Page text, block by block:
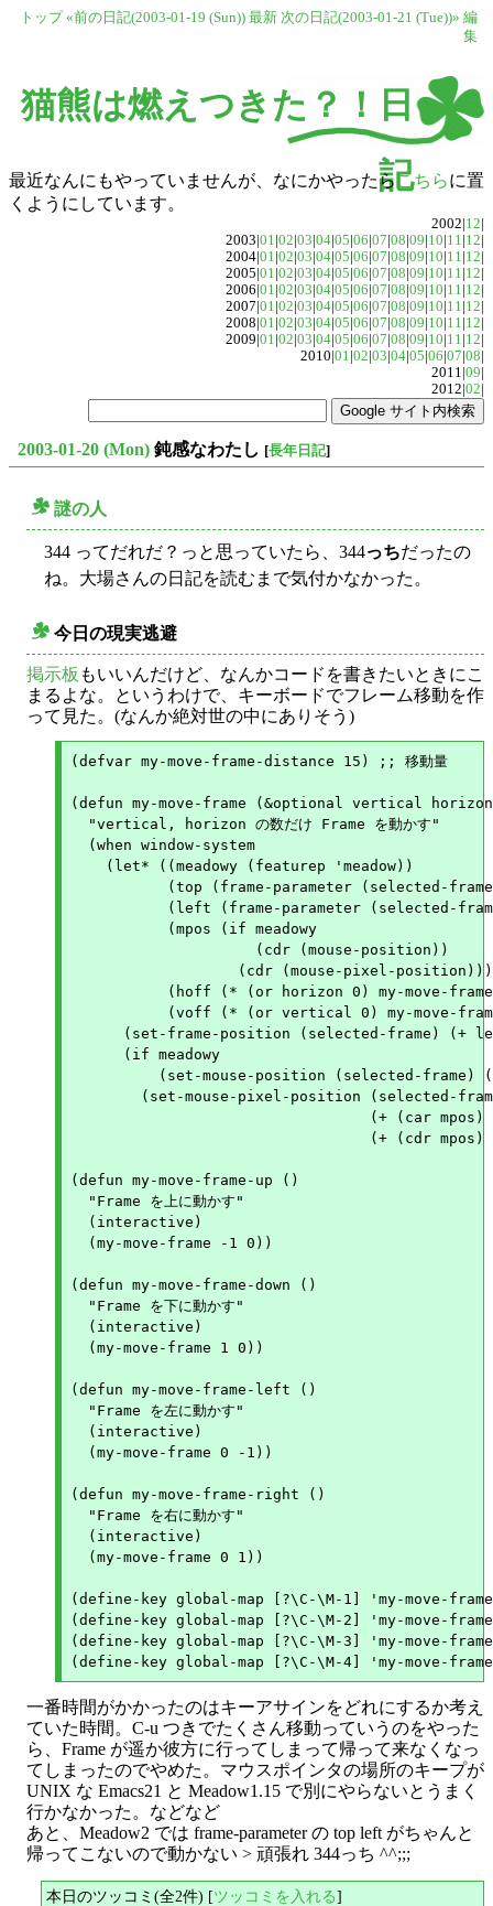
トップ «前の日記(2003-01-19 (Sun)) 最新 次の日記(2003-01-21 (Tue))» 編
集
猫熊は燃えつきた？！日
記
最近なんにもやっていませんが、なにかやったら こちらに置
くようにしています。
2002|12|
2003|01|02|03|04|05|06|07|08|09|10|11|12|
2004|01|02|03|04|05|06|07|08|09|10|11|12|
2005|01|02|03|04|05|06|07|08|09|10|11|12|
2006|01|02|03|04|05|06|07|08|09|10|11|12|
2007|01|02|03|04|05|06|07|08|09|10|11|12|
2008|01|02|03|04|05|06|07|08|09|10|11|12|
2009|01|02|03|04|05|06|07|08|09|10|11|12|
2010|01|02|03|04|05|06|07|08|
2011|09|
2012|02|
2003-01-20 (Mon) 鈍感なわたし [長年日記]
謎の人
344 ってだれだ？っと思っていたら、344っちだったの
ね。大場さんの日記を読むまで気付かなかった。
今日の現実逃避
掲示板 もいいんだけど、なんかコードを書きたいときにこ
まるよな。というわけで、キーボードでフレーム移動を作
って見た。(なんか絶対世の中にありそう)
(defvar my-move-frame-distance 15) ;; 移動量
(defun my-move-frame (&optional vertical
  "vertical, horizon の数だけ Frame を動かす"
  (when window-system
    (let* ((meadowy (featurep 'meadow))
(set-frame-position (selected-frame) (+
      (if meadowy
(defun my-move-frame-up ()
  "Frame を上に動かす"
  (interactive)
  (my-move-frame -1 0))
(defun my-move-frame-down ()
  "Frame を下に動かす"
  (interactive)
  (my-move-frame 1 0))
(defun my-move-frame-left ()
  "Frame を左に動かす"
  (interactive)
  (my-move-frame 0 -1))
(defun my-move-frame-right ()
  "Frame を右に動かす"
  (interactive)
  (my-move-frame 0 1))
(define-key global-map [?\C-\M-1] 'my-move-
(define-key global-map [?\C-\M-2] 'my-move-
(define-key global-map [?\C-\M-3] 'my-move-
一番時間がかかったのはキーアサインをどれにするか考え
ていた時間。C-u つきでたくさん移動っていうのをやった
ら、Frame が遥か彼方に行ってしまって帰って来なくなっ
てしまったのでやめた。マウスポインタの場所のキープが
UNIX な Emacs21 と Meadow1.15 で別にやらないとうまく
行かなかった。などなど
あと、Meadow2 では frame-parameter の top left がちゃんと
帰ってこないので動かない > 頑張れ 344っち ^^;;;
本日のツッコミ(全2件) [ツッコミを入れる]